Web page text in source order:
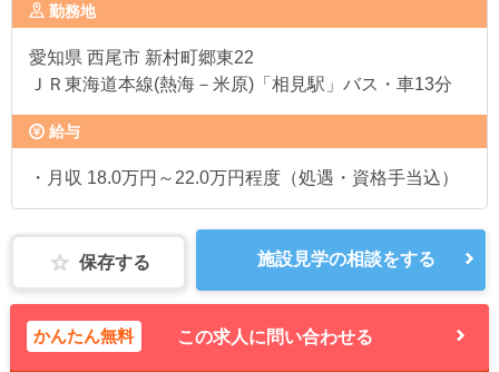
勤務地
愛知県 西尾市 新村町郷東22
ＪＲ東海道本線(熱海－米原)「相見駅」バス・車13分
給与
・月収 18.0万円～22.0万円程度（処遇・資格手当込）
保存する 施設見学の相談をする
かんたん無料 この求人に問い合わせる